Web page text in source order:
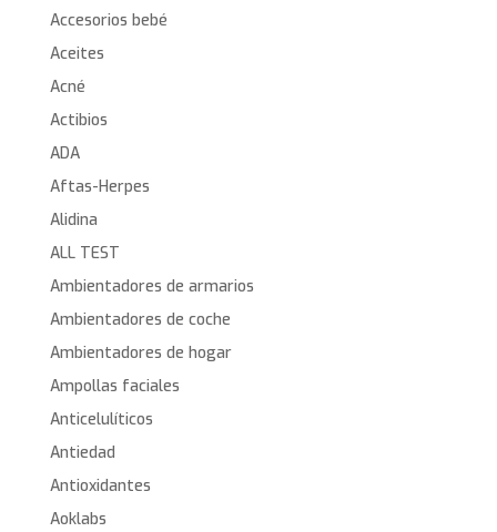
Accesorios bebé
Aceites
Acné
Actibios
ADA
Aftas-Herpes
Alidina
ALL TEST
Ambientadores de armarios
Ambientadores de coche
Ambientadores de hogar
Ampollas faciales
Anticelulíticos
Antiedad
Antioxidantes
Aoklabs